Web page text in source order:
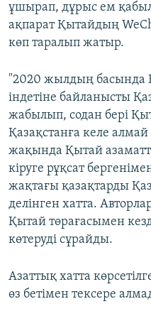
ұшырап, дұрыс ем
ақпарат Қытайдың
көп таралып жатыр.
"2020 жылдың басында
індетіне байланысты
жабылып, содан бері
Қазақстанға келе
жақында Қытай
кіруге рұқсат
жақтағы қазақтарды
делінген хатта.
Қытай төрағасымен
көтеруді сұрайды.
Азаттық хатта
өз бетімен тексере